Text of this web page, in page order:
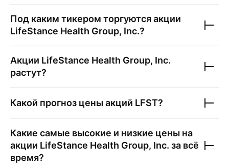
Под каким тикером торгуются акции
LifeStance Health Group, Inc.?
Акции LifeStance Health Group, Inc.
растут?
Какой прогноз цены акций LFST?
Какие самые высокие и низкие цены на
акции LifeStance Health Group, Inc. за всё
время?